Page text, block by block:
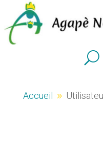
Accueil 9